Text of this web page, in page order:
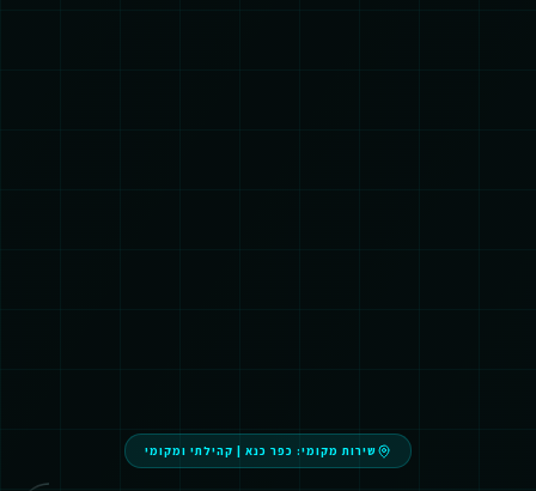
שירות מקומי: כפר כנא | קהילתי ומקומי